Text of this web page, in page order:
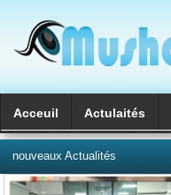
Acceuil Actulaités
nouveaux Actualités